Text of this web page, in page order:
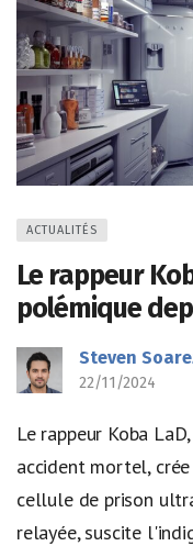
ACTUALITÉS
Le rappeur
polémique
Steven
22/11/2024
Le rappeur Koba
accident mortel,
cellule de prison
relayée, suscite